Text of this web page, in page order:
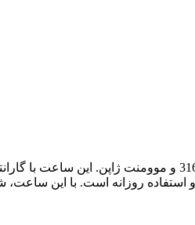
استفاده روزانه است. با این